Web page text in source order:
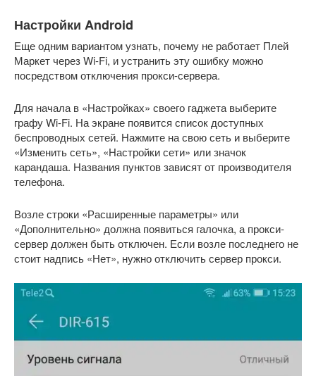
Настройки Android
Еще одним вариантом узнать, почему не работает Плей
Маркет через Wi-Fi, и устранить эту ошибку можно
посредством отключения прокси-сервера.
Для начала в «Настройках» своего гаджета выберите
графу Wi-Fi. На экране появится список доступных
беспроводных сетей. Нажмите на свою сеть и выберите
«Изменить сеть», «Настройки сети» или значок
карандаша. Названия пунктов зависят от производителя
телефона.
Возле строки «Расширенные параметры» или
«Дополнительно» должна появиться галочка, а прокси-
сервер должен быть отключен. Если возле последнего не
стоит надпись «Нет», нужно отключить сервер прокси.